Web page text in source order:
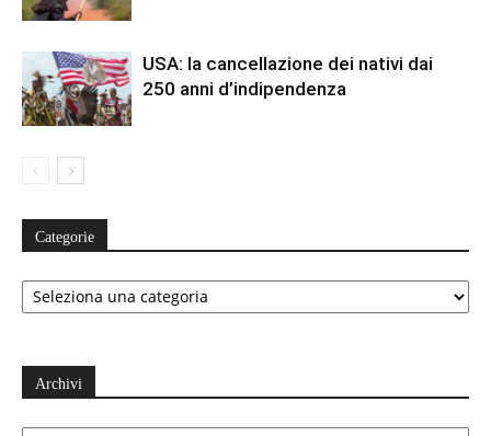
USA: la cancellazione dei nativi dai
250 anni d’indipendenza
Categorie
Categorie
Archivi
Archivi